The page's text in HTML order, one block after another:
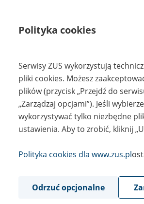
Aktualizacja 01.05.2026 r.
Pobierz plik 507 kB
Powrót do listy
Polityka cookies
Serwisy ZUS wykorzystują
pliki cookies. Możesz
plików (przycisk „Przejdź do
„Zarządzaj opcjami”). Jeśli
wykorzystywać tylko niezbędne
ustawienia. Aby to zrobić, kliknij
Polityka cookies dla www.zus.pl
Odrzuć opcjonalne